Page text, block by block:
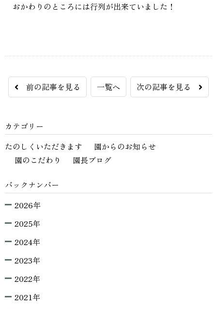
おかわりのところには行列が出来ていました！
前の記事を見る 一覧へ 次の記事を見る
カテゴリー
たのしくいただきます
園からのお知らせ
園のこだわり
園長ブログ
バックナンバー
2026年
2025年
2024年
2023年
2022年
2021年